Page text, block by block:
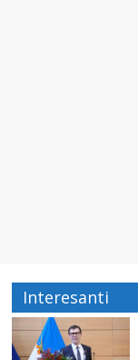
Interesanti